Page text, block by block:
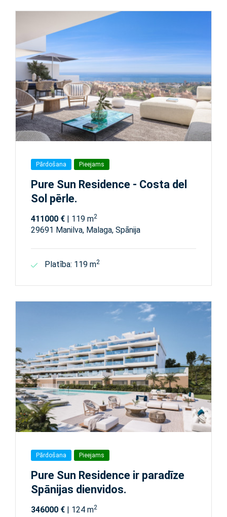
Pārdošana Pieejams
Pure Sun Residence - Costa del
Sol pērle.
411000 € | 119 m2
29691 Manilva, Malaga, Spānija
Platība: 119 m2
Pārdošana Pieejams
Pure Sun Residence ir paradīze
Spānijas dienvidos.
346000 € | 124 m2